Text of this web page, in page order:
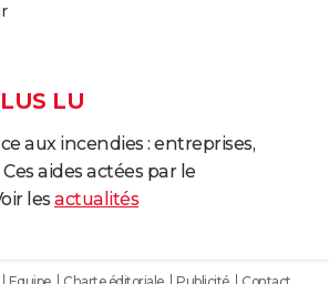
LU
aux incendies : entreprises,
aides actées par le
les actualités